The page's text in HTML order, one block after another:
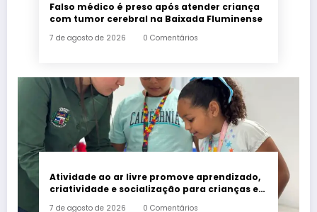
Falso médico é preso após atender criança
com tumor cerebral na Baixada Fluminense
7 de agosto de 2026 0 Comentários
Atividade ao ar livre promove aprendizado,
criatividade e socialização para crianças e
7 de agosto de 2026 0 Comentários